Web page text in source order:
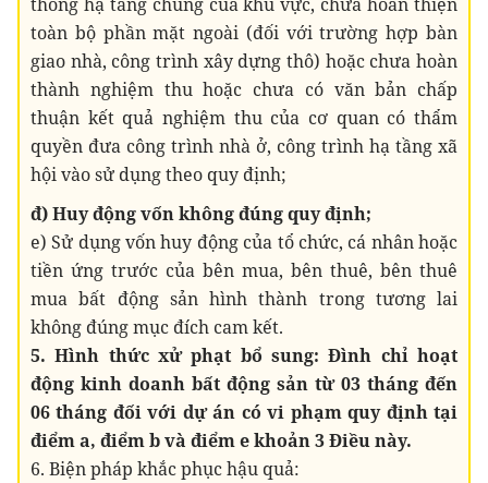
toàn bộ phần mặt ngoài (đối với trường hợp bàn
giao nhà, công trình xây dựng thô) hoặc chưa hoàn
thành nghiệm thu hoặc chưa có văn bản chấp
thuận kết quả nghiệm thu của cơ quan có thẩm
quyền đưa công trình nhà ở, công trình hạ tầng xã
hội vào sử dụng theo quy định;
đ) Huy động vốn không đúng quy định;
e) Sử dụng vốn huy động của tổ chức, cá nhân hoặc
tiền ứng trước của bên mua, bên thuê, bên thuê
mua bất động sản hình thành trong tương lai
không đúng mục đích cam kết.
5. Hình thức xử phạt bổ sung: Đình chỉ hoạt
động kinh doanh bất động sản từ 03 tháng đến
06 tháng đối với dự án có vi phạm quy định tại
điểm a, điểm b và điểm e khoản 3 Điều này.
6. Biện pháp khắc phục hậu quả: